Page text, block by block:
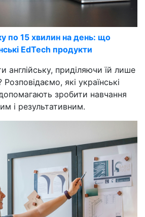
по 15 хвилин на день: що
EdTech продукти
англійську, приділяючи їй лише
які українські
зробити навчання
і результативним.